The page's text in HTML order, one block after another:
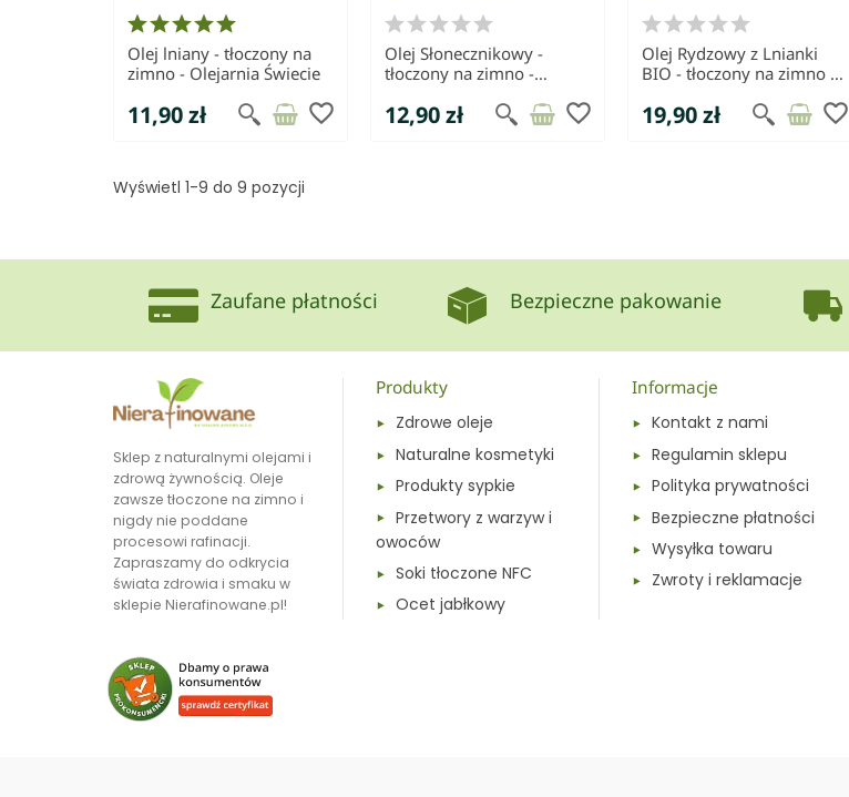
Olej lniany - tłoczony na
zimno - Olejarnia Świecie
11,90 zł favorite_border
Olej Słonecznikowy -
tłoczony na zimno -
12,90 zł favorite_border
Olej Rydzowy z Lnianki
BIO - tłoczony na zimno -
19,90 zł favorite_border
Wyświetl 1-9 do 9 pozycji
Zaufane płatności Bezpieczne pakowanie
Sklep z naturalnymi olejami i
zdrową żywnością. Oleje
zawsze tłoczone na zimno i
nigdy nie poddane
procesowi rafinacji.
Zapraszamy do odkrycia
świata zdrowia i smaku w
sklepie Nierafinowane.pl!
Produkty
Zdrowe oleje
Naturalne kosmetyki
Produkty sypkie
Przetwory z warzyw i
owoców
Soki tłoczone NFC
Ocet jabłkowy
Informacje
Kontakt z nami
Regulamin sklepu
Polityka prywatności
Bezpieczne płatności
Wysyłka towaru
Zwroty i reklamacje